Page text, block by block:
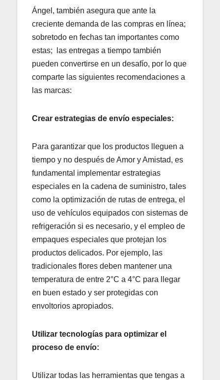
Ángel, también asegura que ante la
creciente demanda de las compras en línea;
sobretodo en fechas tan importantes como
estas; las entregas a tiempo también
pueden convertirse en un desafío, por lo que
comparte las siguientes recomendaciones a
las marcas:
Crear estrategias de envío especiales:
Para garantizar que los productos lleguen a
tiempo y no después de Amor y Amistad, es
fundamental implementar estrategias
especiales en la cadena de suministro, tales
como la optimización de rutas de entrega, el
uso de vehículos equipados con sistemas de
refrigeración si es necesario, y el empleo de
empaques especiales que protejan los
productos delicados. Por ejemplo, las
tradicionales flores deben mantener una
temperatura de entre 2°C a 4°C para llegar
en buen estado y ser protegidas con
envoltorios apropiados.
Utilizar tecnologías para optimizar el
proceso de envío:
Utilizar todas las herramientas que tengas a